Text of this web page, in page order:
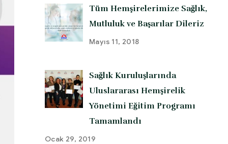
Tüm Hemşirelerimize Sağlık,
Mutluluk ve Başarılar Dileriz
Mayıs 11, 2018
Sağlık Kuruluşlarında
Uluslararası Hemşirelik
Yönetimi Eğitim Programı
Tamamlandı
Ocak 29, 2019